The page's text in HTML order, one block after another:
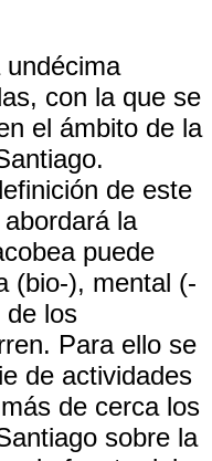
con la que se
el ámbito de la
de este
la
puede
(bio-), mental (-
de los
Para ello se
de actividades
de cerca los
sobre la